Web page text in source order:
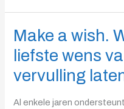
Make a wish.
liefste wens
vervulling
Al enkele jaren
Make
a
Wij
konden